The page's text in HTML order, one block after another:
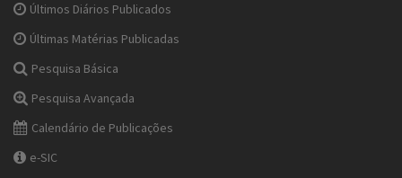
Últimos Diários Publicados
Últimas Matérias Publicadas
Pesquisa Básica
Pesquisa Avançada
Calendário de Publicações
e-SIC